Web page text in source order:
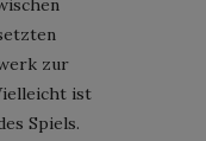
zur
ist
Spiels.